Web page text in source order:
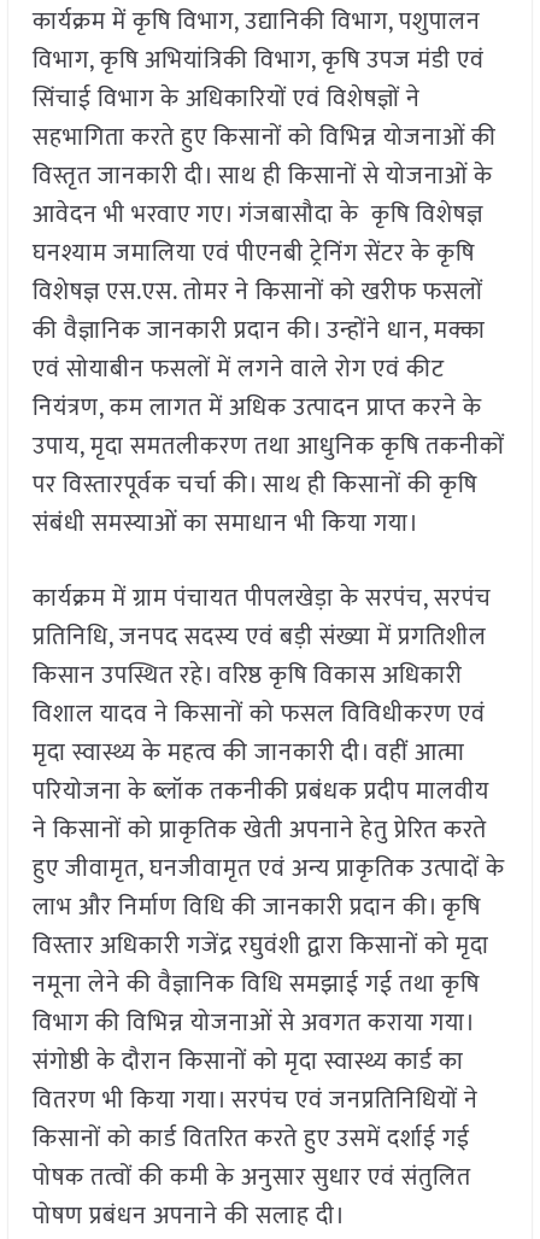
कार्यक्रम में कृषि विभाग, उद्यानिकी विभाग, पशुपालन
विभाग, कृषि अभियांत्रिकी विभाग, कृषि उपज मंडी एवं
सिंचाई विभाग के अधिकारियों एवं विशेषज्ञों ने
सहभागिता करते हुए किसानों को विभिन्न योजनाओं की
विस्तृत जानकारी दी। साथ ही किसानों से योजनाओं के
आवेदन भी भरवाए गए। गंजबासौदा के कृषि विशेषज्ञ
घनश्याम जमालिया एवं पीएनबी ट्रेनिंग सेंटर के कृषि
विशेषज्ञ एस.एस. तोमर ने किसानों को खरीफ फसलों
की वैज्ञानिक जानकारी प्रदान की। उन्होंने धान, मक्का
एवं सोयाबीन फसलों में लगने वाले रोग एवं कीट
नियंत्रण, कम लागत में अधिक उत्पादन प्राप्त करने के
उपाय, मृदा समतलीकरण तथा आधुनिक कृषि तकनीकों
पर विस्तारपूर्वक चर्चा की। साथ ही किसानों की कृषि
संबंधी समस्याओं का समाधान भी किया गया।
कार्यक्रम में ग्राम पंचायत पीपलखेड़ा के सरपंच, सरपंच
प्रतिनिधि, जनपद सदस्य एवं बड़ी संख्या में प्रगतिशील
किसान उपस्थित रहे। वरिष्ठ कृषि विकास अधिकारी
विशाल यादव ने किसानों को फसल विविधीकरण एवं
मृदा स्वास्थ्य के महत्व की जानकारी दी। वहीं आत्मा
परियोजना के ब्लॉक तकनीकी प्रबंधक प्रदीप मालवीय
ने किसानों को प्राकृतिक खेती अपनाने हेतु प्रेरित करते
हुए जीवामृत, घनजीवामृत एवं अन्य प्राकृतिक उत्पादों के
लाभ और निर्माण विधि की जानकारी प्रदान की। कृषि
विस्तार अधिकारी गजेंद्र रघुवंशी द्वारा किसानों को मृदा
नमूना लेने की वैज्ञानिक विधि समझाई गई तथा कृषि
विभाग की विभिन्न योजनाओं से अवगत कराया गया।
संगोष्ठी के दौरान किसानों को मृदा स्वास्थ्य कार्ड का
वितरण भी किया गया। सरपंच एवं जनप्रतिनिधियों ने
किसानों को कार्ड वितरित करते हुए उसमें दर्शाई गई
पोषक तत्वों की कमी के अनुसार सुधार एवं संतुलित
पोषण प्रबंधन अपनाने की सलाह दी।